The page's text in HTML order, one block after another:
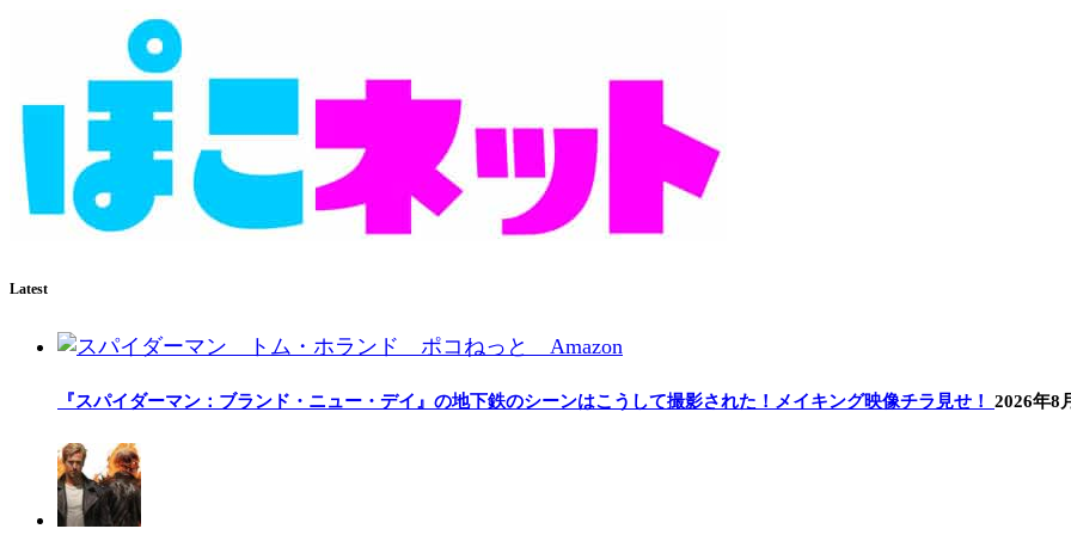
Latest
『スパイダーマン：ブランド・ニュー・デイ』の地下鉄のシーンはこうして撮影された！メイキング映像チラ見せ！ 2026年8